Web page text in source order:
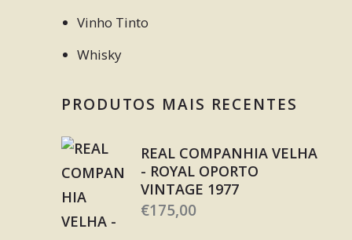
Vinho Tinto
Whisky
PRODUTOS MAIS RECENTES
REAL COMPANHIA VELHA
- ROYAL OPORTO
VINTAGE 1977
€175,00